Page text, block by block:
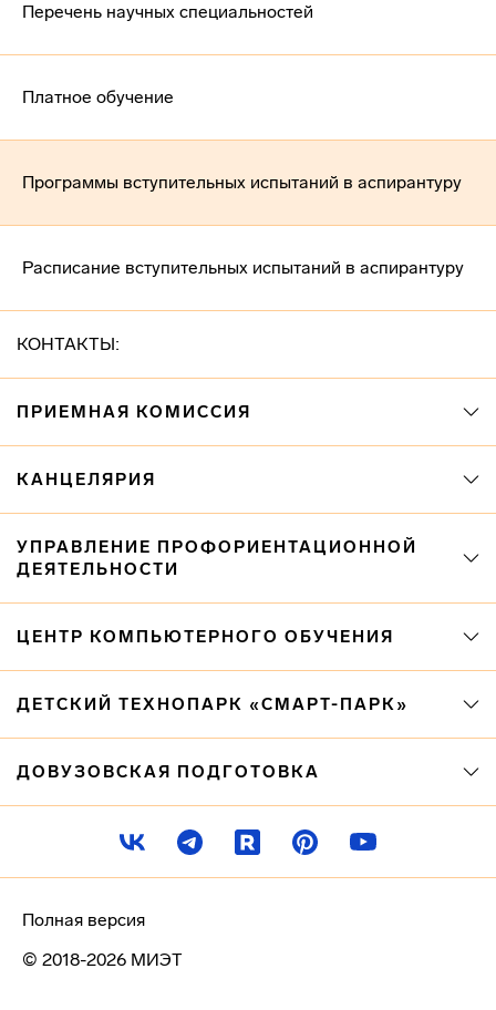
Перечень научных специальностей
Платное обучение
Программы вступительных испытаний в аспирантуру
Расписание вступительных испытаний в аспирантуру
КОНТАКТЫ:
ПРИЕМНАЯ КОМИССИЯ
КАНЦЕЛЯРИЯ
УПРАВЛЕНИЕ ПРОФОРИЕНТАЦИОННОЙ
ДЕЯТЕЛЬНОСТИ
ЦЕНТР КОМПЬЮТЕРНОГО ОБУЧЕНИЯ
ДЕТСКИЙ ТЕХНОПАРК «СМАРТ-ПАРК»
ДОВУЗОВСКАЯ ПОДГОТОВКА
© 2018-2026 МИЭТ
Полная версия